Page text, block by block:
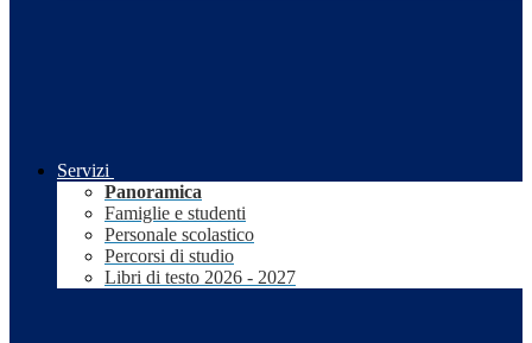
Servizi
Panoramica
Famiglie e studenti
Personale scolastico
Percorsi di studio
Libri di testo 2026 - 2027